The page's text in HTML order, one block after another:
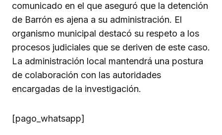
comunicado en el que aseguró que la detención
de Barrón es ajena a su administración. El
organismo municipal destacó su respeto a los
procesos judiciales que se deriven de este caso.
La administración local mantendrá una postura
de colaboración con las autoridades
encargadas de la investigación.
[pago_whatsapp]